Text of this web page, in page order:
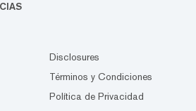
Disclosures
Términos y Condiciones
Política de Privacidad